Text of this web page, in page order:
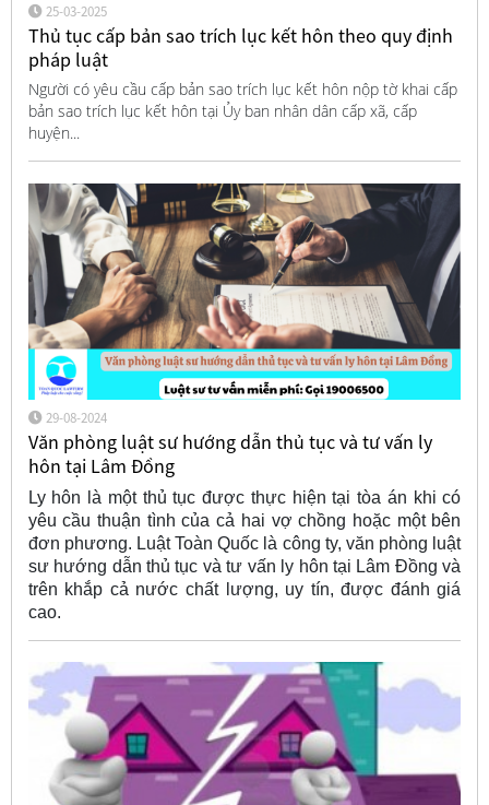
25-03-2025
Thủ tục cấp bản sao trích lục kết hôn theo quy định
pháp luật
Người có yêu cầu cấp bản sao trích lục kết hôn nộp tờ khai cấp
bản sao trích lục kết hôn tại Ủy ban nhân dân cấp xã, cấp
huyện...
29-08-2024
Văn phòng luật sư hướng dẫn thủ tục và tư vấn ly
hôn tại Lâm Đồng
Ly hôn là một thủ tục được thực hiện tại tòa án khi có
yêu cầu thuận tình của cả hai vợ chồng hoặc một bên
đơn phương. Luật Toàn Quốc là công ty, văn phòng luật
sư hướng dẫn thủ tục và tư vấn ly hôn tại Lâm Đồng và
trên khắp cả nước chất lượng, uy tín, được đánh giá
cao.